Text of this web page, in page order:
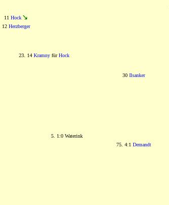
11 Hock
12 Herzberger
23. 14 KramnyfürHock
30 Ilsanker
5. 1:0 Waterink
75. 4:1 Demandt